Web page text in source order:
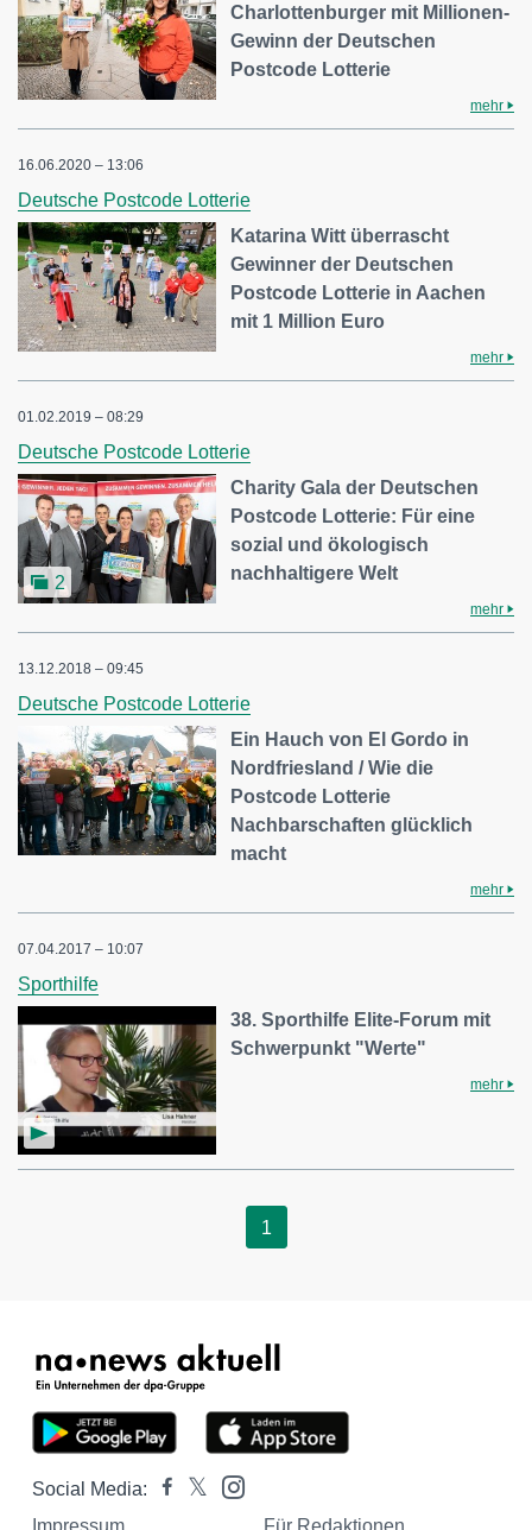
Charlottenburger mit Millionen-
Gewinn der Deutschen
Postcode Lotterie
mehr
16.06.2020 – 13:06
Deutsche Postcode Lotterie
Katarina Witt überrascht
Gewinner der Deutschen
Postcode Lotterie in Aachen
mit 1 Million Euro
mehr
01.02.2019 – 08:29
Deutsche Postcode Lotterie
2
Charity Gala der Deutschen
Postcode Lotterie: Für eine
sozial und ökologisch
nachhaltigere Welt
mehr
13.12.2018 – 09:45
Deutsche Postcode Lotterie
Ein Hauch von El Gordo in
Nordfriesland / Wie die
Postcode Lotterie
Nachbarschaften glücklich
macht
mehr
07.04.2017 – 10:07
Sporthilfe
38. Sporthilfe Elite-Forum mit
Schwerpunkt "Werte"
mehr
1
Social Media:
Impressum
Für Redaktionen